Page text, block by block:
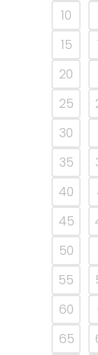
10
15
20
25
30
35
40
45
50
55
60
65